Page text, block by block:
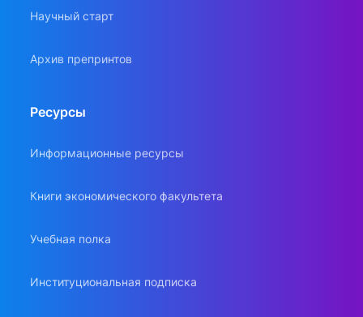
Научный старт
Архив препринтов
Ресурсы
Информационные ресурсы
Книги экономического факультета
Учебная полка
Институциональная подписка